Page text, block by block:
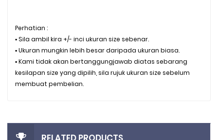
Perhatian :
▪️ Sila ambil kira +/- inci ukuran size sebenar.
▪️ Ukuran mungkin lebih besar daripada ukuran biasa.
▪️ Kami tidak akan bertanggungjawab diatas sebarang
kesilapan size yang dipilih, sila rujuk ukuran size sebelum
membuat pembelian.